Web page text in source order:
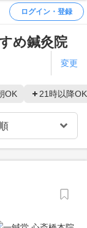
ログイン・登録
め鍼灸院
変更
OK 21時以降OK